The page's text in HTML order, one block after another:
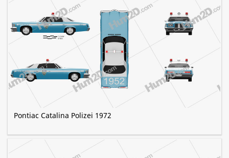
Pontiac Catalina Polizei 1972